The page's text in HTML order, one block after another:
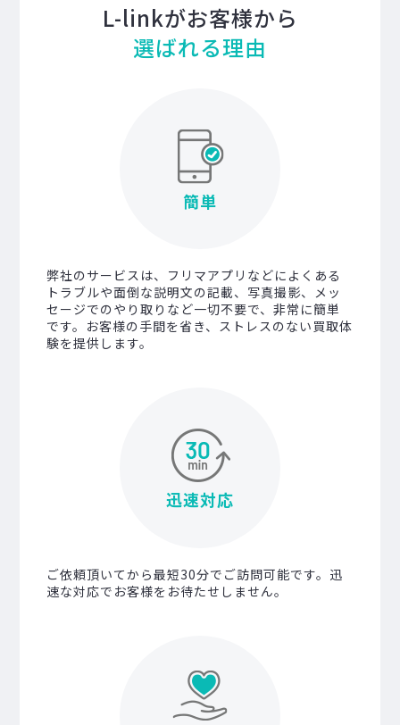
L-linkがお客様から
選ばれる理由
簡単
弊社のサービスは、フリマアプリなどによくある
トラブルや面倒な説明文の記載、写真撮影、メッ
セージでのやり取りなど一切不要で、非常に簡単
です。お客様の手間を省き、ストレスのない買取体
験を提供します。
迅速対応
ご依頼頂いてから最短30分でご訪問可能です。迅
速な対応でお客様をお待たせしません。